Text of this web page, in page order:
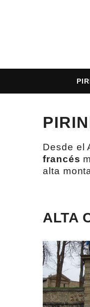
Desde el
francés
alta
ALTA